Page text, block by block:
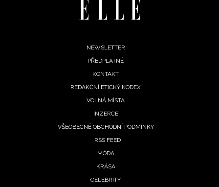
NEWSLETTER
PŘEDPLATNÉ
KONTAKT
REDAKČNÍ ETICKÝ KODEX
VOLNÁ MÍSTA
INZERCE
VŠEOBECNÉ OBCHODNÍ PODMÍNKY
RSS FEED
MÓDA
KRÁSA
CELEBRITY